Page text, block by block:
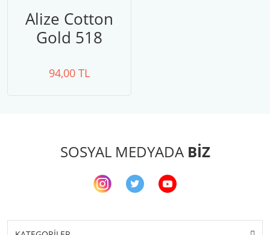
Alize Cotton
Gold 518
94,00 TL
SOSYAL MEDYADA BİZ